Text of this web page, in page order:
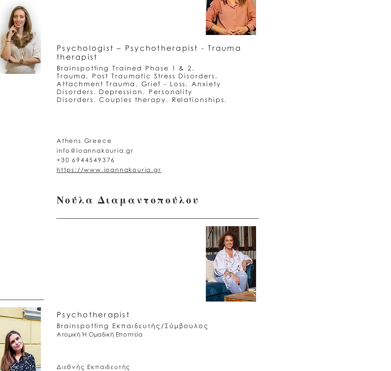
Psychologist – Psychotherapist - Trauma
therapist
Brainspotting Trained Phase 1 & 2.
Trauma. Post Traumatic Stress Disorders.
Attachment Trauma. Grief - Loss. Anxiety
Disorders. Depression. Personality
Disorders. Couples therapy. Relationships.
Athens Greece
info@ioannakouria.gr
+30 6944549376
https://www.ioannakouria.gr
Νούλα Διαμαντοπούλου
Psychotherapist
Brainspotting Εκπαιδευτής/Σύμβουλος
Ατομική Ή Ομαδική Εποπτεία
Διεθνής Εκπαιδευτής